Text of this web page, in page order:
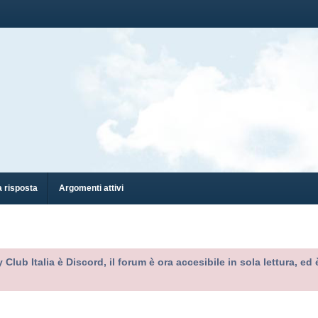
risposta Argomenti attivi
Italia è Discord, il forum è ora accesibile in sola lettura,